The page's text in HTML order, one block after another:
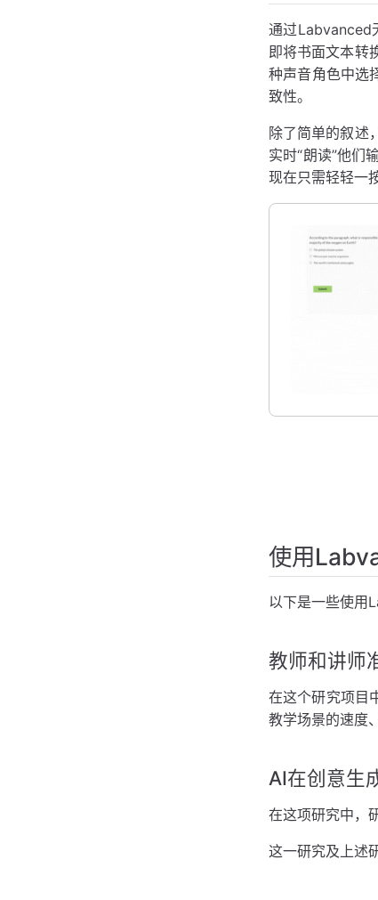
通过Labvanced
即将书面文本转
种声音角色中选
致性。
除了简单的叙述
实时“朗读”他们
现在只需轻轻一按
使用
以下是一些使用
教师和讲师
在这个研究项目
教学场景的速度
AI在创意生
在这项研究中，
这一研究及上述